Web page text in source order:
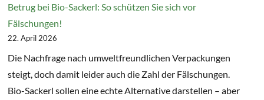
Betrug bei Bio-Sackerl: So schützen Sie sich vor
Fälschungen!
22. April 2026
Die Nachfrage nach umweltfreundlichen Verpackungen
steigt, doch damit leider auch die Zahl der Fälschungen.
Bio-Sackerl sollen eine echte Alternative darstellen – aber